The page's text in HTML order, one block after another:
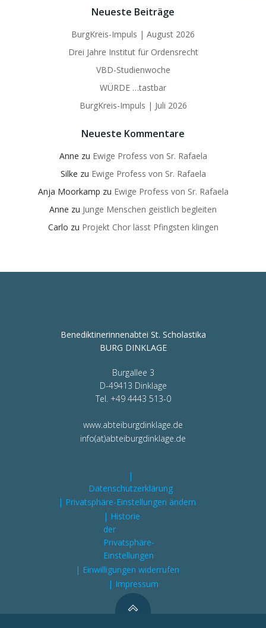
Neueste Beiträge
BurgKreis-Impuls | August 2026
Drei Jahre Institut für Ordensrecht
VBD-Studienwoche
WÜRDE …tastbar
BurgKreis-Impuls | Juli 2026
Neueste Kommentare
Anne zu Ewige Profess von Sr. Rafaela
Silke zu Ewige Profess von Sr. Rafaela
Anja Moorkamp zu Ewige Profess von Sr. Rafaela
Anne zu Junge Menschen geistlich begleiten
Carlo zu Projekt Chor lässt Pfingsten klingen
Benediktinerinnenabtei St. Scholastika
BURG DINKLAGE
Burgallee 3
D-49413 Dinklage
Tel. +49 4443 513-0
www.abteiburgdinklage.de
info(at)abteiburgdinklage.de
|
Datenschutzerklärung
| Privatsphäre-Einstellungen ändern
| Historie
der
Privatsphäre-
Einstellungen
| Einwilligungen widerrufen
| Impressum